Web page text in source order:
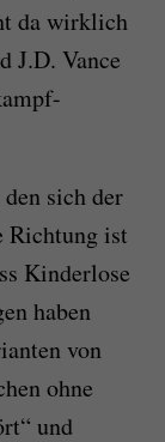
da wirklich
J.D. Vance
sich der
Richtung ist
Kinderlose
haben
von
ohne
und